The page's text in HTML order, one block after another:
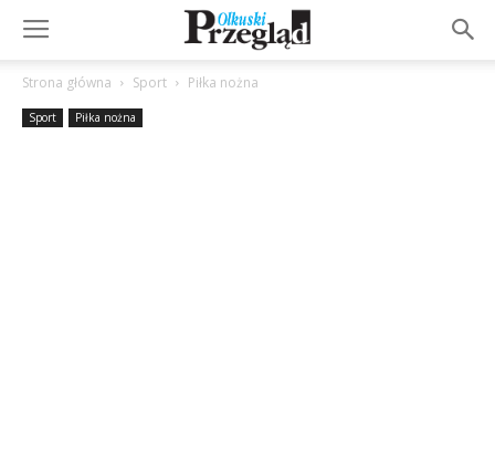
Strona główna Sport Piłka nożna
Sport Piłka nożna